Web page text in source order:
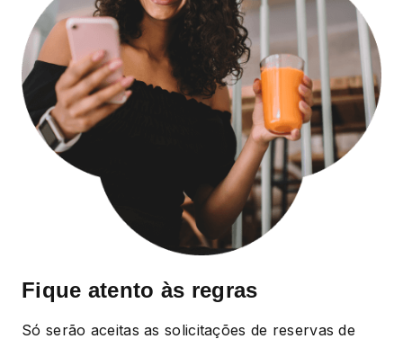
Fique atento às regras
Só serão aceitas as solicitações de reservas de